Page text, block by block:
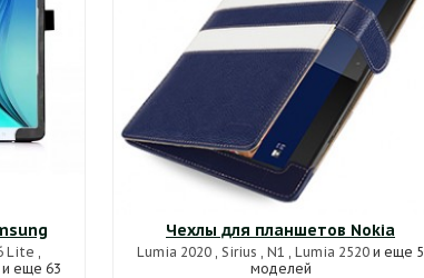
Lite ,
и еще 63
Чехлы для планшетов Nokia
Lumia 2020 , Sirius , N1 , Lumia 2520 и еще 5
моделей